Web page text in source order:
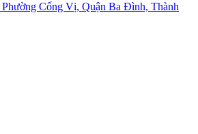
Cống Vị, Quận Ba Đình, Thành